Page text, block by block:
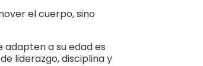
el cuerpo, sino
adapten a su edad es
liderazgo, disciplina y